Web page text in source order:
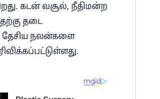
கடன் வசூல், நீதிமன்ற
தடை
தேசிய நலன்களை